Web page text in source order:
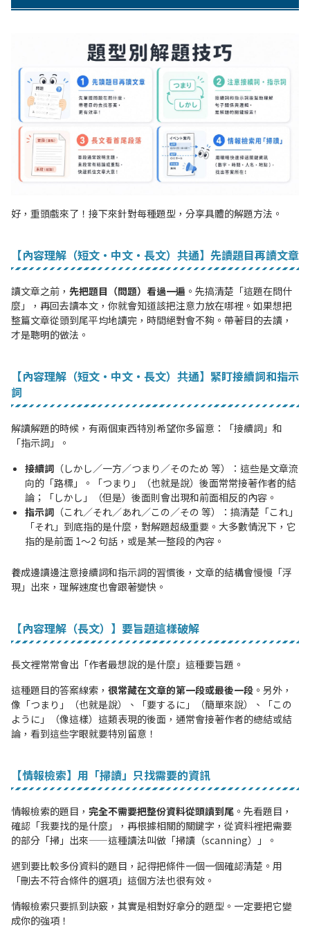
好，重頭戲來了！接下來針對每種題型，分享具體的解題方法。
【內容理解（短文・中文・長文）共通】先讀題目再讀文章
讀文章之前， 先把題目（問題）看過一遍 。先搞清楚「這題在問什
麼」，再回去讀本文，你就會知道該把注意力放在哪裡。如果想把
整篇文章從頭到尾平均地讀完，時間絕對會不夠。帶著目的去讀，
才是聰明的做法。
【內容理解（短文・中文・長文）共通】緊盯接續詞和指示
詞
解讀解題的時候，有兩個東西特別希望你多留意：「接續詞」和
「指示詞」。
接續詞 （しかし／一方／つまり／そのため 等）：這些是文章流
向的「路標」。「つまり」（也就是說）後面常常接著作者的結
論；「しかし」（但是）後面則會出現和前面相反的內容。
指示詞 （これ／それ／あれ／この／その 等）：搞清楚「これ」
「それ」到底指的是什麼，對解題超級重要。大多數情況下，它
指的是前面 1〜2 句話，或是某一整段的內容。
養成邊讀邊注意接續詞和指示詞的習慣後，文章的結構會慢慢「浮
現」出來，理解速度也會跟著變快。
【內容理解（長文）】要旨題這樣破解
長文裡常常會出「作者最想說的是什麼」這種要旨題。
這種題目的答案線索， 很常藏在文章的第一段或最後一段 。另外，
像「つまり」（也就是說）、「要するに」（簡單來說）、「この
ように」（像這樣）這類表現的後面，通常會接著作者的總結或結
論，看到這些字眼就要特別留意！
【情報檢索】用「掃讀」只找需要的資訊
情報檢索的題目， 完全不需要把整份資料從頭讀到尾 。先看題目，
確認「我要找的是什麼」，再根據相關的關鍵字，從資料裡把需要
的部分「掃」出來——這種讀法叫做「掃讀（scanning）」。
遇到要比較多份資料的題目，記得把條件一個一個確認清楚。用
「刪去不符合條件的選項」這個方法也很有效。
情報檢索只要抓到訣竅，其實是相對好拿分的題型。一定要把它變
成你的強項！